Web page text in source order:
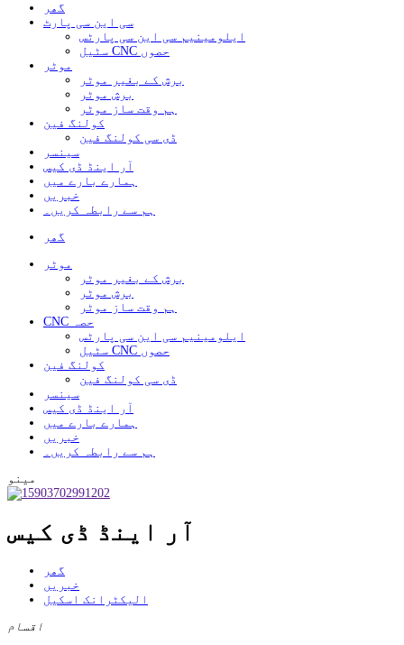
گھر
سی این سی پارٹ
ایلومینیم سی این سی پارٹس
سٹیل CNC حصوں
موٹر
برش کے بغیر موٹر
برش موٹر
ہم وقت ساز موٹر
کولنگ فین
ڈی سی کولنگ فین
سینسر
آر اینڈ ڈی کیس
ہمارے بارے میں
خبریں
ہم سے رابطہ کریں۔
گھر
موٹر
برش کے بغیر موٹر
برش موٹر
ہم وقت ساز موٹر
CNC حصہ
ایلومینیم سی این سی پارٹس
سٹیل CNC حصوں
کولنگ فین
ڈی سی کولنگ فین
سینسر
آر اینڈ ڈی کیس
ہمارے بارے میں
خبریں
ہم سے رابطہ کریں۔
مینو
آر اینڈ ڈی کیس
گھر
خبریں
الیکٹرانک اسکیل
اقسام